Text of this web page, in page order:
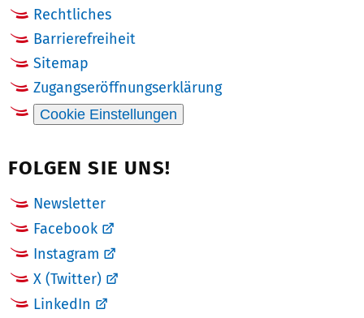
Rechtliches
Barrierefreiheit
Sitemap
Zugangseröffnungserklärung
Cookie Einstellungen
FOLGEN SIE UNS!
Newsletter
Facebook
Instagram
X (Twitter)
LinkedIn